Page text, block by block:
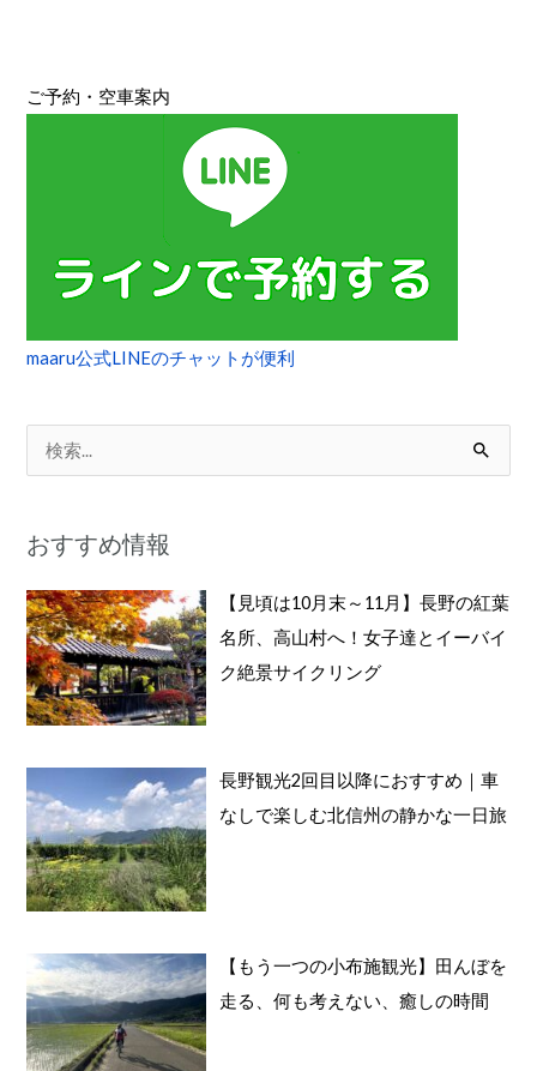
リ
る
ご予約・空車案内
maaru公式LINEのチャットが便利
象
:
おすすめ情報
【見頃は10月末～11月】長野の紅葉
名所、高山村へ！女子達とイーバイ
ク絶景サイクリング
長野観光2回目以降におすすめ｜車
なしで楽しむ北信州の静かな一日旅
【もう一つの小布施観光】田んぼを
走る、何も考えない、癒しの時間